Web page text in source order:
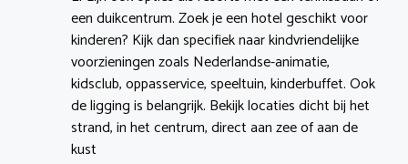
een duikcentrum. Zoek je een hotel geschikt voor
kinderen? Kijk dan specifiek naar kindvriendelijke
voorzieningen zoals Nederlandse-animatie,
kidsclub, oppasservice, speeltuin, kinderbuffet. Ook
de ligging is belangrijk. Bekijk locaties dicht bij het
strand, in het centrum, direct aan zee of aan de
kust